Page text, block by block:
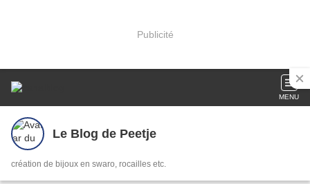
Publicité
MENU
Le Blog de Peetje
création de bijoux en swaro, rocailles etc.